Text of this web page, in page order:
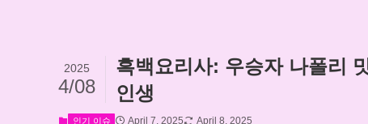
흑백요리사: 우승자 나폴리
인생
2025
4/08
인기 이슈 April 7, 2025 April 8, 2025